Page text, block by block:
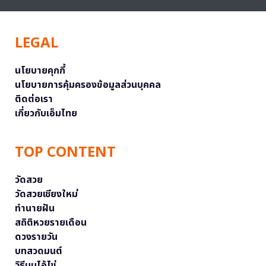
LEGAL
นโยบายคุกกี้
นโยบายการคุ้มครองข้อมูลส่วนบุคคล
ติดต่อเรา
เกี่ยวกับเอ็มไทย
TOP CONTENT
วัดสวย
วัดสวยเชียงใหม่
ทำนายฝัน
สถิติหวยรายเดือน
ดวงรายวัน
บทสวดมนต์